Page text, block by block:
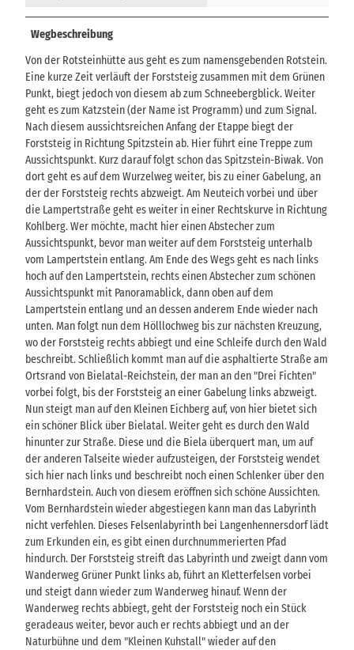
Wegbeschreibung
Von der Rotsteinhütte aus geht es zum namensgebenden Rotstein.
Eine kurze Zeit verläuft der Forststeig zusammen mit dem Grünen
Punkt, biegt jedoch von diesem ab zum Schneebergblick. Weiter
geht es zum Katzstein (der Name ist Programm) und zum Signal.
Nach diesem aussichtsreichen Anfang der Etappe biegt der
Forststeig in Richtung Spitzstein ab. Hier führt eine Treppe zum
Aussichtspunkt. Kurz darauf folgt schon das Spitzstein-Biwak. Von
dort geht es auf dem Wurzelweg weiter, bis zu einer Gabelung, an
der der Forststeig rechts abzweigt. Am Neuteich vorbei und über
die Lampertstraße geht es weiter in einer Rechtskurve in Richtung
Kohlberg. Wer möchte, macht hier einen Abstecher zum
Aussichtspunkt, bevor man weiter auf dem Forststeig unterhalb
vom Lampertstein entlang. Am Ende des Wegs geht es nach links
hoch auf den Lampertstein, rechts einen Abstecher zum schönen
Aussichtspunkt mit Panoramablick, dann oben auf dem
Lampertstein entlang und an dessen anderem Ende wieder nach
unten. Man folgt nun dem Hölllochweg bis zur nächsten Kreuzung,
wo der Forststeig rechts abbiegt und eine Schleife durch den Wald
beschreibt. Schließlich kommt man auf die asphaltierte Straße am
Ortsrand von Bielatal-Reichstein, der man an den "Drei Fichten"
vorbei folgt, bis der Forststeig an einer Gabelung links abzweigt.
Nun steigt man auf den Kleinen Eichberg auf, von hier bietet sich
ein schöner Blick über Bielatal. Weiter geht es durch den Wald
hinunter zur Straße. Diese und die Biela überquert man, um auf
der anderen Talseite wieder aufzusteigen, der Forststeig wendet
sich hier nach links und beschreibt noch einen Schlenker über den
Bernhardstein. Auch von diesem eröffnen sich schöne Aussichten.
Vom Bernhardstein wieder abgestiegen kann man das Labyrinth
nicht verfehlen. Dieses Felsenlabyrinth bei Langenhennersdorf lädt
zum Erkunden ein, es gibt einen durchnummerierten Pfad
hindurch. Der Forststeig streift das Labyrinth und zweigt dann vom
Wanderweg Grüner Punkt links ab, führt an Kletterfelsen vorbei
und steigt dann wieder zum Wanderweg hinauf. Wenn der
Wanderweg rechts abbiegt, geht der Forststeig noch ein Stück
geradeaus weiter, bevor auch er rechts abbiegt und an der
Naturbühne und dem "Kleinen Kuhstall" wieder auf den